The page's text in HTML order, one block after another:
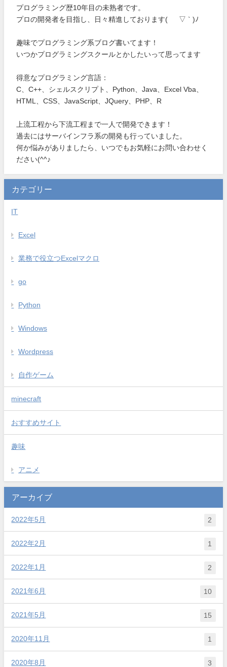
プログラミング歴10年目の未熟者です。
プロの開発者を目指し、日々精進しております( ´ ▽ ` )ﾉ
趣味でプログラミング系ブログ書いてます！
いつかプログラミングスクールとかしたいって思ってます
得意なプログラミング言語：
C、C++、シェルスクリプト、Python、Java、Excel Vba、
HTML、CSS、JavaScript、JQuery、PHP、R
上流工程から下流工程まで一人で開発できます！
過去にはサーバインフラ系の開発も行っていました。
何か悩みがありましたら、いつでもお気軽にお問い合わせく
ださい(^^♪
カテゴリー
IT
Excel
業務で役立つExcelマクロ
go
Python
Windows
Wordpress
自作ゲーム
minecraft
おすすめサイト
趣味
アニメ
アーカイブ
2022年5月 2
2022年2月 1
2022年1月 2
2021年6月 10
2021年5月 15
2020年11月 1
2020年8月 3